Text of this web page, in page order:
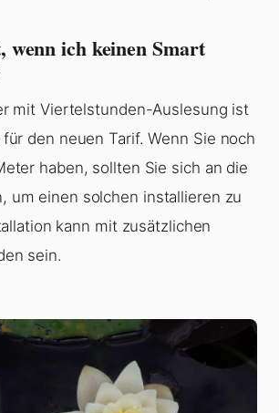
wenn ich keinen Smart
mit Viertelstunden-Auslesung ist
den neuen Tarif. Wenn Sie noch
haben, sollten Sie sich an die
um einen solchen installieren zu
kann mit zusätzlichen
sein.